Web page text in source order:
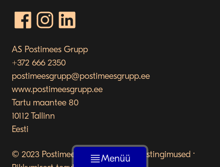
Menüü
AS Postimees Grupp
+372 666 2350
postimeesgrupp@postimeesgrupp.ee
www.postimeesgrupp.ee
Tartu maantee 80
10112 Tallinn
Eesti
© 2023 Postimees Grupp ·Privaatsustingimused ·